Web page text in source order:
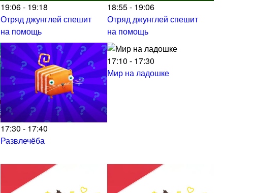
19:06 - 19:18
Отряд джунглей спешит
на помощь
18:55 - 19:06
Отряд джунглей спешит
на помощь
17:30 - 17:40
Развлечёба
17:10 - 17:30
Мир на ладошке